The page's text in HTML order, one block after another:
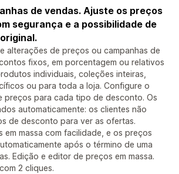
de vendas. Ajuste os preços
segurança e a possibilidade de
alterações de preços ou campanhas de
fixos, em porcentagem ou relativos
individuais, coleções inteiras,
ou para toda a loja. Configure o
preços para cada tipo de desconto. Os
automaticamente: os clientes não
de desconto para ver as ofertas.
em massa com facilidade, e os preços
após o término de uma
Edição e editor de preços em massa.
2 cliques.